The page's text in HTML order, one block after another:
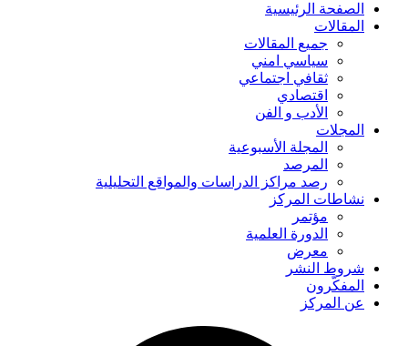
الصفحة الرئیسیة
المقالات
جمیع المقالات
سیاسي امني
ثقافي اجتماعي
اقتصادي
الأدب و الفن
المجلات
المجلة الأسبوعية
المرصد
رصد مراكز الدراسات والمواقع التحليلية
نشاطات المركز
مؤتمر
الدورة العلمیة
معرض
شروط النشر
المفکّرون
عن المركز